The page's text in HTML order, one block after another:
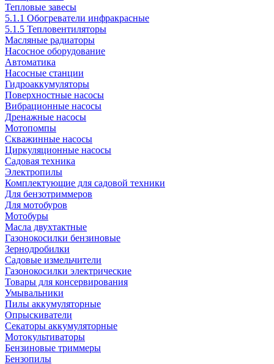
Тепловые завесы
5.1.1 Обогреватели инфракрасные
5.1.5 Тепловентиляторы
Масляные радиаторы
Насосное оборудование
Автоматика
Насосные станции
Гидроаккумуляторы
Поверхностные насосы
Вибрационные насосы
Дренажные насосы
Мотопомпы
Скважинные насосы
Циркуляционные насосы
Садовая техника
Электропилы
Комплектующие для садовой техники
Для бензотриммеров
Для мотобуров
Мотобуры
Масла двухтактные
Газонокосилки бензиновые
Зернодробилки
Садовые измельчители
Газонокосилки электрические
Товары для консервирования
Умывальники
Пилы аккумуляторные
Опрыскиватели
Секаторы аккумуляторные
Мотокультиваторы
Бензиновые триммеры
Бензопилы